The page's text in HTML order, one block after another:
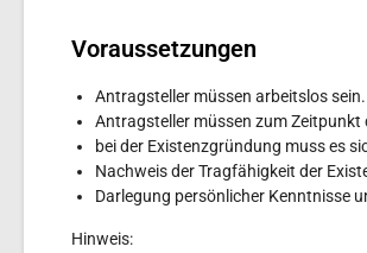
Voraussetzungen
Antragsteller müssen arbeitslos sein.
Antragsteller müssen zum Zeitpunkt
bei der Existenzgründung muss es
Nachweis der Tragfähigkeit der
Darlegung persönlicher Kenntnisse
Hinweis: